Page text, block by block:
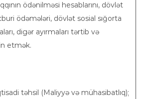
ödənilməsi hesablarını, dövlət
ödəmələri, dövlət sosial sığorta
digər ayırmaları tərtib və
etmək.
təhsil (Maliyyə və mühasibatlıq);